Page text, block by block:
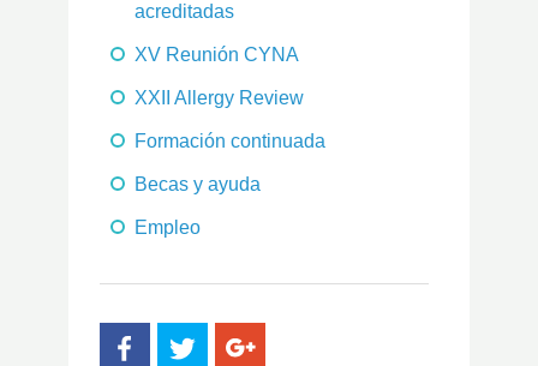
acreditadas
XV Reunión CYNA
XXII Allergy Review
Formación continuada
Becas y ayuda
Empleo